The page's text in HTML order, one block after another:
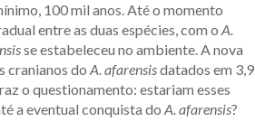
100 mil anos. Até o momento
entre as duas espécies, com o A.
se estabeleceu no ambiente. A nova
cranianos do A. afarensisdatados em 3,9
o questionamento: estariam esses
a eventual conquista do A. afarensis?